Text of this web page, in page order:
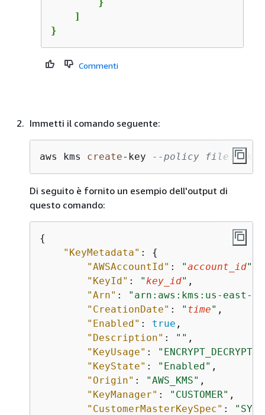
    ]
}
Commenti
Immetti il comando seguente:
aws kms create- key --policy file://
Di seguito è fornito un esempio dell'output di
questo comando:
{
"KeyMetadata" : {
"AWSAccountId" : "account_id"
"KeyId" : " key_id" ,
"Arn" : "arn:aws:kms:us-east-2:
"CreationDate" : " time" ,
"Enabled" : true ,
"Description" : "" ,
"KeyUsage" : "ENCRYPT_DECRYPT"
"KeyState" : "Enabled" ,
"Origin" : "AWS_KMS" ,
"KeyManager" : "CUSTOMER" ,
"CustomerMasterKeySpec" :